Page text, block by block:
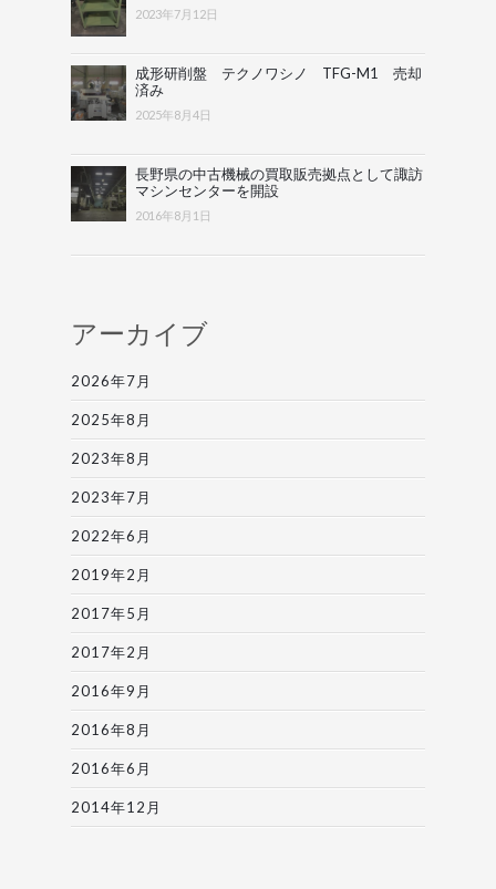
2023年7月12日
成形研削盤 テクノワシノ TFG-M1 売却
済み
2025年8月4日
長野県の中古機械の買取販売拠点として諏訪
マシンセンターを開設
2016年8月1日
アーカイブ
2026年7月
2025年8月
2023年8月
2023年7月
2022年6月
2019年2月
2017年5月
2017年2月
2016年9月
2016年8月
2016年6月
2014年12月